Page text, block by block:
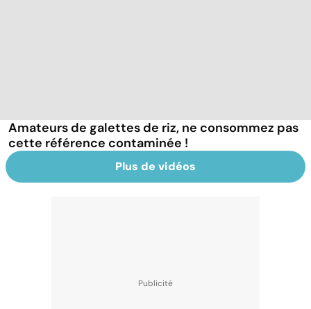
Amateurs de galettes de riz, ne consommez pas
cette référence contaminée !
Plus de vidéos